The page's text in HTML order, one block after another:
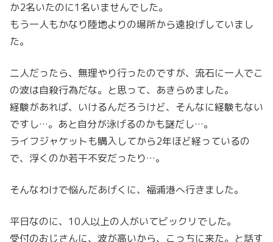
か2名いたのに1名いませんでした。
もう一人もかなり陸地よりの場所から遠投げしていまし
た。
二人だったら、無理やり行ったのですが、流石に一人でこ
の波は自殺行為だな。と思って、あきらめました。
経験があれば、いけるんだろうけど、そんなに経験もない
ですし…。あと自分が泳げるのかも謎だし…。
ライフジャケットも購入してから2年ほど経っているの
で、浮くのか若干不安だったり…。
そんなわけで悩んだあげくに、福浦港へ行きました。
平日なのに、10人以上の人がいてビックリでした。
受付のおじさんに、波が高いから、こっちに来た。と話す